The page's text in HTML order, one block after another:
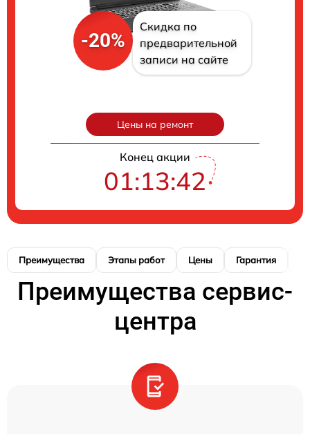
-20%
Скидка по
предварительной
записи на сайте
Цены на ремонт
Конец акции
01:13:41
Преимущества Этапы работ Цены Гарантия
Преимущества сервис-
центра